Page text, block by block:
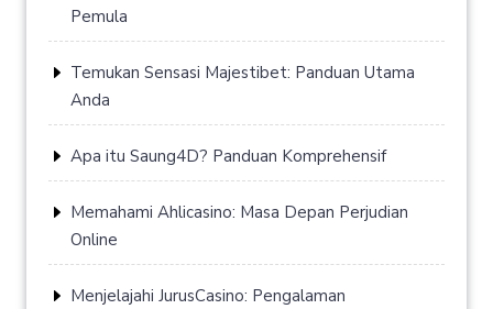
Pemula
Temukan Sensasi Majestibet: Panduan Utama
Anda
Apa itu Saung4D? Panduan Komprehensif
Memahami Ahlicasino: Masa Depan Perjudian
Online
Menjelajahi JurusCasino: Pengalaman